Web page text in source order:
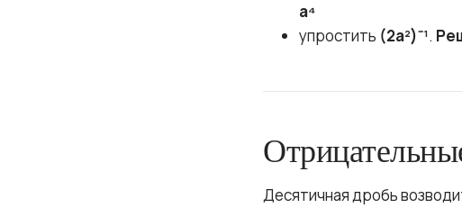
a⁴
упростить (2a²)⁻¹.
Десятичная дробь